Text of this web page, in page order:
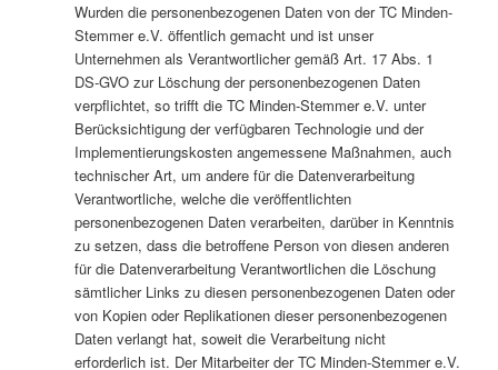
Wurden die personenbezogenen Daten von der TC Minden-
Stemmer e.V. öffentlich gemacht und ist unser
Unternehmen als Verantwortlicher gemäß Art. 17 Abs. 1
DS-GVO zur Löschung der personenbezogenen Daten
verpflichtet, so trifft die TC Minden-Stemmer e.V. unter
Berücksichtigung der verfügbaren Technologie und der
Implementierungskosten angemessene Maßnahmen, auch
technischer Art, um andere für die Datenverarbeitung
Verantwortliche, welche die veröffentlichten
personenbezogenen Daten verarbeiten, darüber in Kenntnis
zu setzen, dass die betroffene Person von diesen anderen
für die Datenverarbeitung Verantwortlichen die Löschung
sämtlicher Links zu diesen personenbezogenen Daten oder
von Kopien oder Replikationen dieser personenbezogenen
Daten verlangt hat, soweit die Verarbeitung nicht
erforderlich ist. Der Mitarbeiter der TC Minden-Stemmer e.V.